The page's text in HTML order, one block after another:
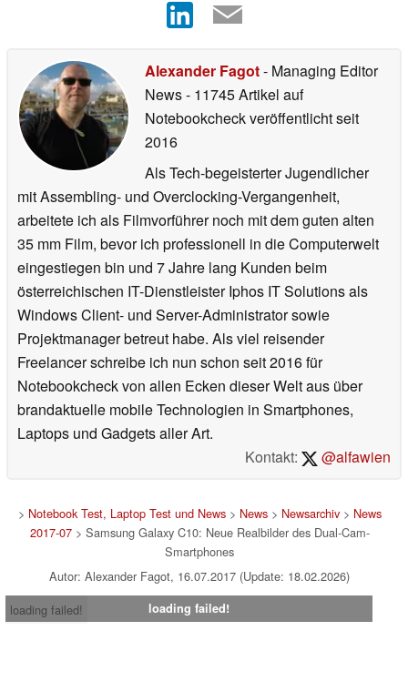
Alexander Fagot- Managing Editor
News- 11745 Artikel auf
Notebookcheck veröffentlichtseit
2016
Als Tech-begeisterter Jugendlicher
mit Assembling- und Overclocking-Vergangenheit,
arbeitete ich als Filmvorführer noch mit dem guten alten
35 mm Film, bevor ich professionell in die Computerwelt
eingestiegen bin und 7 Jahre lang Kunden beim
österreichischen IT-Dienstleister Iphos IT Solutions als
Windows Client- und Server-Administrator sowie
Projektmanager betreut habe. Als viel reisender
Freelancer schreibe ich nun schon seit 2016 für
Notebookcheck von allen Ecken dieser Welt aus über
brandaktuelle mobile Technologien in Smartphones,
Laptops und Gadgets aller Art.
Kontakt:
@alfawien
> Notebook Test, Laptop Test und News> News> Newsarchiv> News
2017-07> Samsung Galaxy C10: Neue Realbilder des Dual-Cam-
Smartphones
Autor: Alexander Fagot, 16.07.2017 (Update: 18.02.2026)
loading failed!
loading failed!